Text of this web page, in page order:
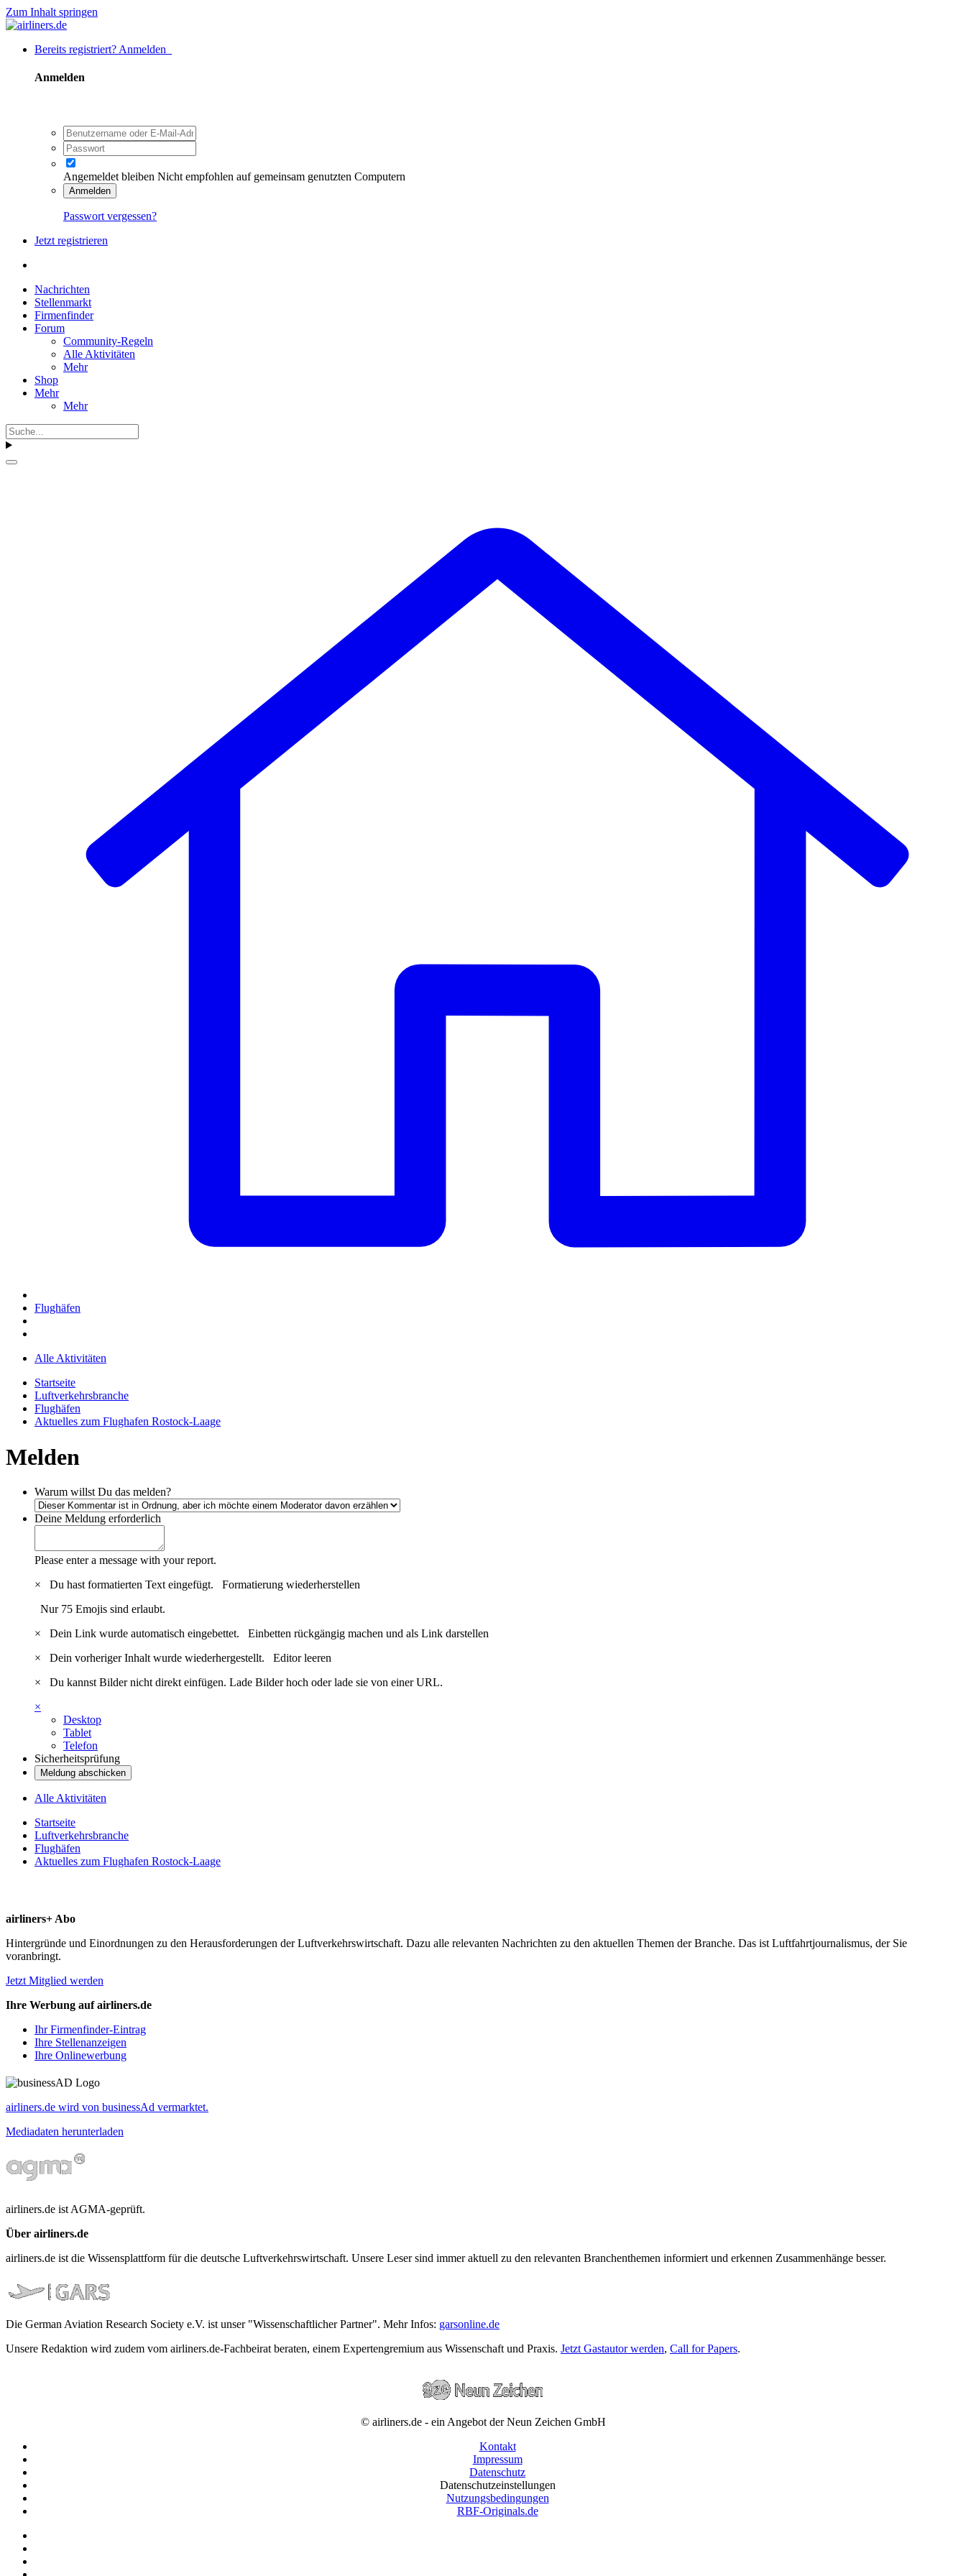
Zum Inhalt springen
Bereits registriert? Anmelden
Anmelden
Angemeldet bleiben Nicht empfohlen auf gemeinsam genutzten Computern
Anmelden
Passwort vergessen?
Jetzt registrieren
Nachrichten
Stellenmarkt
Firmenfinder
Forum
Community-Regeln
Alle Aktivitäten
Mehr
Shop
Mehr
Mehr
Flughäfen
Alle Aktivitäten
Startseite
Luftverkehrsbranche
Flughäfen
Aktuelles zum Flughafen Rostock-Laage
Melden
Warum willst Du das melden?
Deine Meldung erforderlich
Please enter a message with your report.
×
Du hast formatierten Text eingefügt. Formatierung wiederherstellen
Nur 75 Emojis sind erlaubt.
×
Dein Link wurde automatisch eingebettet. Einbetten rückgängig machen und als Link darstellen
×
Dein vorheriger Inhalt wurde wiederhergestellt. Editor leeren
×
Du kannst Bilder nicht direkt einfügen. Lade Bilder hoch oder lade sie von einer URL.
×
Desktop
Tablet
Telefon
Sicherheitsprüfung
Meldung abschicken
Alle Aktivitäten
Startseite
Luftverkehrsbranche
Flughäfen
Aktuelles zum Flughafen Rostock-Laage
airliners+ Abo
Hintergründe und Einordnungen zu den Herausforderungen der Luftverkehrswirtschaft. Dazu alle relevanten Nachrichten zu den aktuellen Themen der Branche. Das ist Luftfahrtjournalismus, der Sie
voranbringt.
Jetzt Mitglied werden
Ihre Werbung auf airliners.de
Ihr Firmenfinder-Eintrag
Ihre Stellenanzeigen
Ihre Onlinewerbung
airliners.de wird von businessAd vermarktet.
Mediadaten herunterladen
airliners.de ist AGMA-geprüft.
Über airliners.de
airliners.de ist die Wissensplattform für die deutsche Luftverkehrswirtschaft. Unsere Leser sind immer aktuell zu den relevanten Branchenthemen informiert und erkennen Zusammenhänge besser.
Die German Aviation Research Society e.V. ist unser "Wissenschaftlicher Partner". Mehr Infos: garsonline.de
Unsere Redaktion wird zudem vom airliners.de-Fachbeirat beraten, einem Expertengremium aus Wissenschaft und Praxis. Jetzt Gastautor werden, Call for Papers.
© airliners.de - ein Angebot der Neun Zeichen GmbH
Kontakt
Impressum
Datenschutz
Datenschutzeinstellungen
Nutzungsbedingungen
RBF-Originals.de